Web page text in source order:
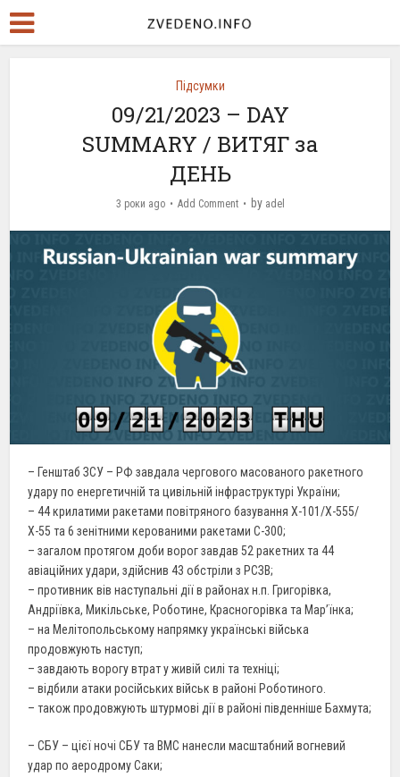
Підсумки
09/21/2023 – DAY
SUMMARY / ВИТЯГ за
ДЕНЬ
3 роки ago Add Comment by adel
– Генштаб ЗСУ – РФ завдала чергового масованого ракетного
удару по енергетичній та цивільній інфраструктурі України;
– 44 крилатими ракетами повітряного базування Х-101/Х-555/
Х-55 та 6 зенітними керованими ракетами С-300;
– загалом протягом доби ворог завдав 52 ракетних та 44
авіаційних удари, здійснив 43 обстріли з РСЗВ;
– противник вів наступальні дії в районах н.п. Григорівка,
Андріївка, Микільське, Роботине, Красногорівка та Мар’їнка;
– на Мелітопольському напрямку українські війська
продовжують наступ;
– завдають ворогу втрат у живій силі та техніці;
– відбили атаки російських військ в районі Роботиного.
– також продовжують штурмові дії в районі південніше Бахмута;
– СБУ – цієї ночі СБУ та ВМС нанесли масштабний вогневий
удар по аеродрому Саки;